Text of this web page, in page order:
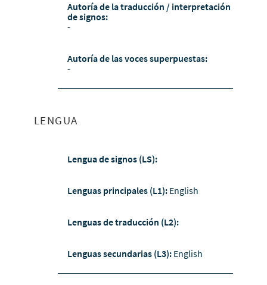
Autoría de la traducción / interpretación
de signos:
-
Autoría de las voces superpuestas:
-
LENGUA
Lengua de signos (LS):
Lenguas principales (L1): English
Lenguas de traducción (L2):
Lenguas secundarias (L3): English